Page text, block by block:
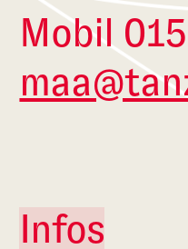
Mobil
Infos